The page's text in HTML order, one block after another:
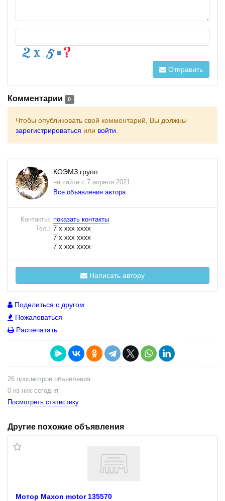
Отправить
Комментарии 0
Чтобы опубликовать свой комментарий, Вы должны
зарегистрироваться или войти
КОЭМЗ групп
на сайте с 7 апреля 2021
Все объявления автора
Контакты: показать контакты
Тел.: 7 x xxx xxxx
7 x xxx xxxx
7 x xxx xxxx
Написать автору
Поделиться с другом
Пожаловаться
Распечатать
26 просмотров объявления
0 из них сегодня
Посмотреть статистику
Другие похожие объявления
Мотор Maxon motor 135570